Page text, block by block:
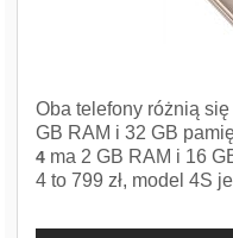
Oba telefony różnią
GB RAM i 32 GB
4 ma 2 GB RAM i 16
4 to 799 zł, model 4S